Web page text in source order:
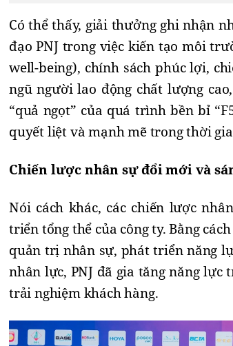
Có thể thấy, giải thưởng ghi nhận
đạo PNJ trong việc kiến tạo môi
well-being), chính sách phúc lợi,
ngũ người lao động chất lượng
“quả ngọt” của quá trình bền bỉ
quyết liệt và mạnh mẽ trong thời
Chiến lược nhân sự đổi mới và
Nói cách khác, các chiến lược
triển tổng thể của công ty. Bằng
quản trị nhân sự, phát triển năng
nhân lực, PNJ đã gia tăng năng
trải nghiệm khách hàng.